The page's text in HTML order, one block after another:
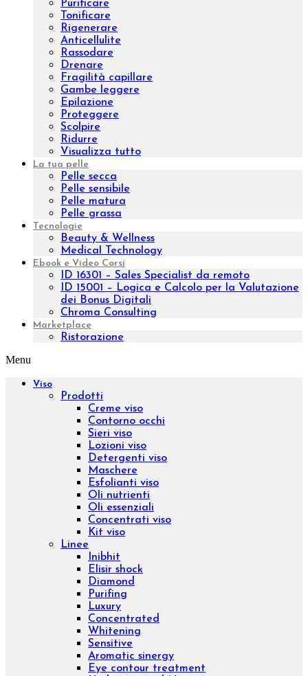
Velashape
Carbossiterapia
Epilazione laser ad Alessandrite
Benessere
Prodotti
Integratori
Aromaterapia
Kit
Linee
Aromatic natural oil
Aromatic sinergy
Oleum
Trattamenti
Indian Ritual
Pinda Eva
Esigenza
Nutrire
Idratare
Anti età
Effetto lifting
Purificare
Tonificare
Rigenerare
Anticellulite
Rassodare
Drenare
Fragilità capillare
Ridurre
Visualizza tutto
La tua pelle
Pelle secca
Pelle sensibile
Pelle matura
Pelle grassa
Tecnologie
Beauty & Wellness
Medical Technology
Ebook e Video Corsi
ID 16301 – Sales Specialist da remoto
ID 15001 – Logica e Calcolo per la Valutazione
dei Bonus Digitali
Chroma Consulting
Marketplace
Ristorazione
Prodotti
Creme viso